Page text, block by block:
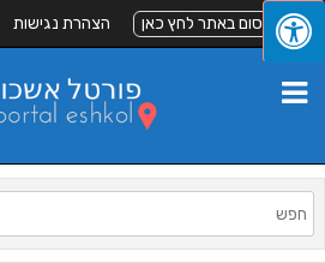
לפרסום באתר לחץ כאן הצהרת נגישות